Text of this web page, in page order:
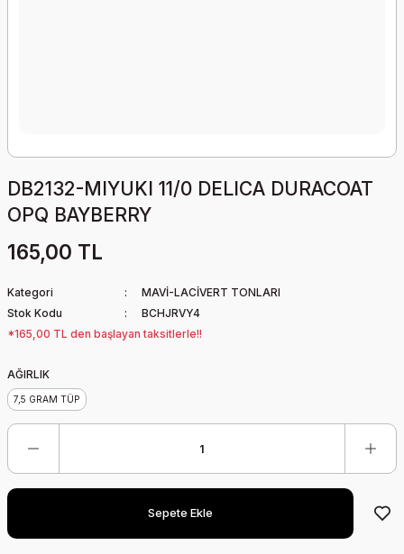
DB2132-MIYUKI 11/0 DELICA DURACOAT
OPQ BAYBERRY
165,00 TL
Kategori
MAVİ-LACİVERT TONLARI
Stok Kodu
BCHJRVY4
*165,00 TL den başlayan taksitlerle!!
AĞIRLIK
7,5 GRAM TÜP
Sepete Ekle